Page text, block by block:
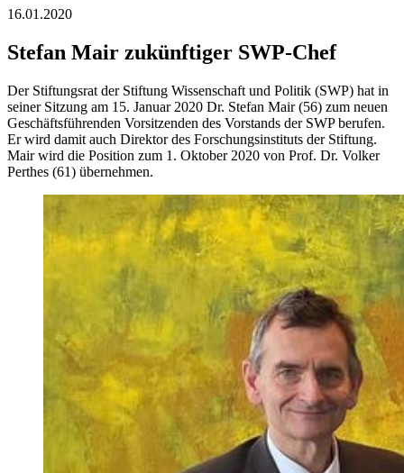
16.01.2020
Stefan Mair zukünftiger SWP-Chef
Der Stiftungsrat der Stiftung Wissenschaft und Politik (SWP) hat in
seiner Sitzung am 15. Januar 2020 Dr. Stefan Mair (56) zum neuen
Geschäftsführenden Vorsitzenden des Vorstands der SWP beru­fen.
Er wird damit auch Direktor des Forschungsinstituts der Stiftung.
Mair wird die Position zum 1. Oktober 2020 von Prof. Dr. Volker
Perthes (61) übernehmen.